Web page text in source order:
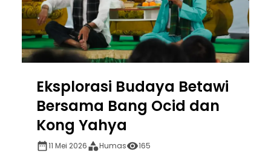
Eksplorasi Budaya Betawi
Bersama Bang Ocid dan
Kong Yahya
11 Mei 2026 Humas 165